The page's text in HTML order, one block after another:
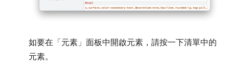
如要在「元素」 面板中開啟元素，請按一下清單中的
元素。